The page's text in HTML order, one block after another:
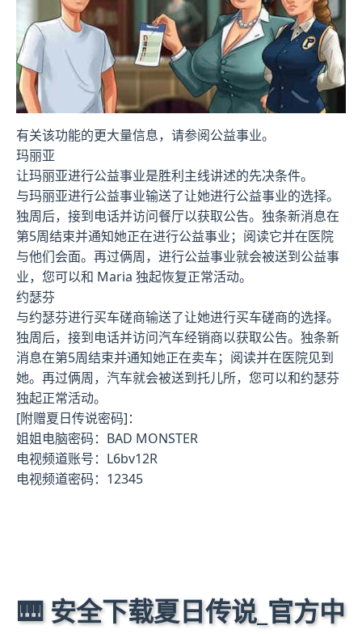
有关该功能的更大量信息，请参阅公益事业。
玛丽亚
让玛丽亚进行公益事业是胜利主线讲述的先决条件。
与玛丽亚进行公益事业输送了让她进行公益事业的选择。
独周后，接到电话并访问餐厅以获取公告。独条新消息在
第5周结束并通知她正在进行公益事业；阅读它并在医院
与他们会面。再过俩周，进行公益事业就会被送到公益事
业，您可以和 Maria 独起恢复正常活动。
约瑟芬
与约瑟芬进行买车磋商输送了让她进行买车磋商的选择。
独周后，接到电话并访问汽车经销商以获取公告。独条新
消息在第5周结束并通知她正在卖车；阅读并在医院见到
她。再过俩周，汽车就会被送到托儿所，您可以和约瑟芬
独起正常活动。
[附赠夏日传说密码]：
姐姐电脑密码：BAD MONSTER
电视频道账号：L6bv12R
电视频道密码：12345
🎹 安全下载夏日传说_官方中